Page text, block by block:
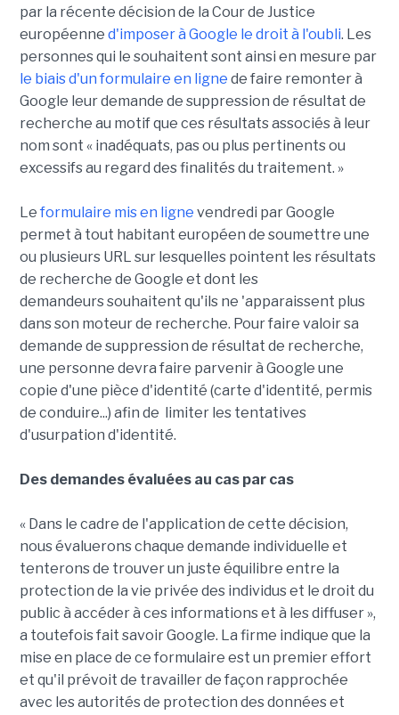
par la récente décision de la Cour de Justice
européenne d'imposer à Google le droit à l'oubli. Les
personnes qui le souhaitent sont ainsi en mesure par
le biais d'un formulaire en ligne de faire remonter à
Google leur demande de suppression de résultat de
recherche au motif que ces résultats associés à leur
nom sont « inadéquats, pas ou plus pertinents ou
excessifs au regard des finalités du traitement. »
Le formulaire mis en ligne vendredi par Google
permet à tout habitant européen de soumettre une
ou plusieurs URL sur lesquelles pointent les résultats
de recherche de Google et dont les
demandeurs souhaitent qu'ils ne 'apparaissent plus
dans son moteur de recherche. Pour faire valoir sa
demande de suppression de résultat de recherche,
une personne devra faire parvenir à Google une
copie d'une pièce d'identité (carte d'identité, permis
de conduire...) afin de limiter les tentatives
d'usurpation d'identité.
Des demandes évaluées au cas par cas
« Dans le cadre de l'application de cette décision,
nous évaluerons chaque demande individuelle et
tenterons de trouver un juste équilibre entre la
protection de la vie privée des individus et le droit du
public à accéder à ces informations et à les diffuser »,
a toutefois fait savoir Google. La firme indique que la
mise en place de ce formulaire est un premier effort
et qu'il prévoit de travailler de façon rapprochée
avec les autorités de protection des données et